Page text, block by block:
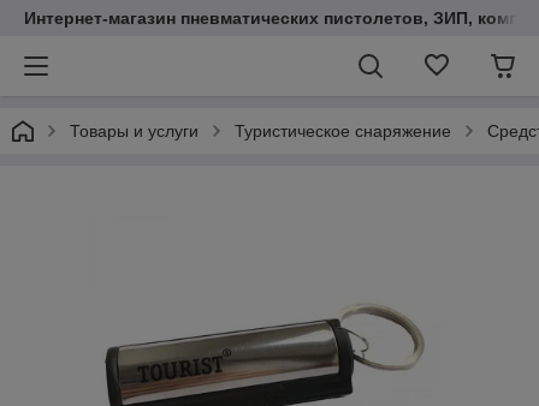
Интернет-магазин пневматических пистолетов, ЗИП,
Товары и услуги Туристическое снаряжение